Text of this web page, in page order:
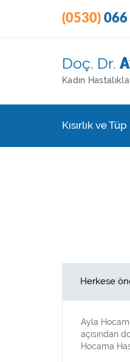
(0530) 066
Doç. Dr.
Kadın
Kısırlık ve
Herkese
Ayla
açısından
Hocama